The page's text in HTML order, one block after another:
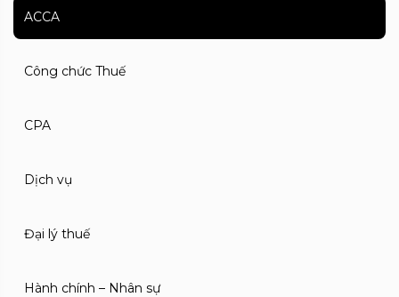
ACCA
Công chức Thuế
CPA
Dịch vụ
Đại lý thuế
Hành chính – Nhân sự